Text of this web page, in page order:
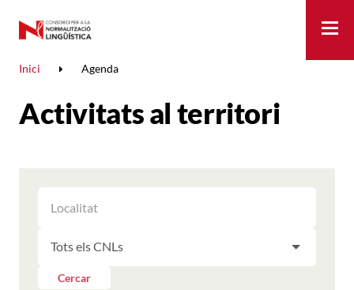
Inici Agenda
Activitats al territori
ELS
RESULTATS
LES
PER
LES
Cercar